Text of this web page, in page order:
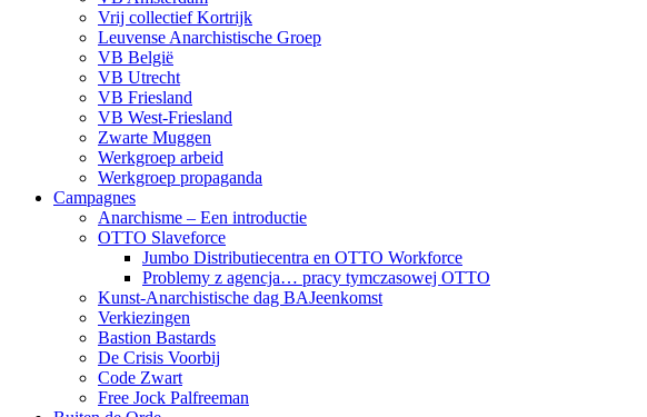
Vrij collectief Kortrijk
Leuvense Anarchistische Groep
VB België
VB Utrecht
VB Friesland
VB West-Friesland
Zwarte Muggen
Werkgroep arbeid
Werkgroep propaganda
Campagnes
Anarchisme – Een introductie
OTTO Slaveforce
Jumbo Distributiecentra en OTTO Workforce
Problemy z agencja… pracy tymczasowej OTTO
Kunst-Anarchistische dag BAJeenkomst
Verkiezingen
Bastion Bastards
De Crisis Voorbij
Code Zwart
Free Jock Palfreeman